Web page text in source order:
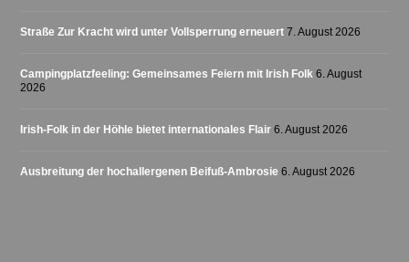
Straße Zur Kracht wird unter Vollsperrung erneuert 7. August 2026
Campingplatzfeeling: Gemeinsames Feiern mit Irish Folk 6. August
2026
Irish-Folk in der Höhle bietet internationales Flair 6. August 2026
Ausbreitung der hochallergenen Beifuß-Ambrosie 6. August 2026